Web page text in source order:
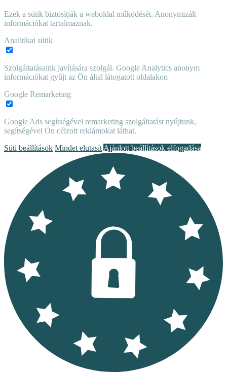
Ezek a sütik biztosítják a weboldal működését. Anonymizált
információkat tartalmaznak.
Analitikai sütik
Szolgáltatásaink javítására szolgál. Google Analytics anonym
információkat gyűjt az Ön által látogatott oldalakon
Google Remarketing
Google Ads segítségével remarketing szolgáltatást nyújtunk,
segítségével Ön célzott reklámokat láthat.
Süti beállítások Mindet elutasít Ajánlott beállítások elfogadása